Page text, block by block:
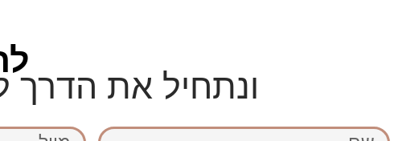
ונתחיל את הדרך
שם מייל